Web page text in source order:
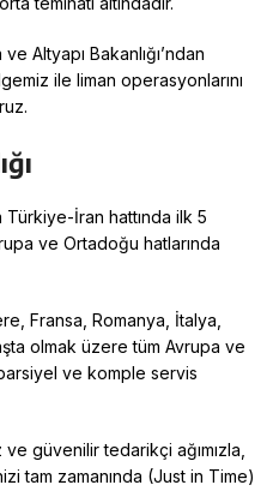
ve Altyapı Bakanlığı’ndan
ile liman operasyonlarını
.
İran hattında ilk 5
ve Ortadoğu hatlarında
Fransa, Romanya, İtalya,
olmak üzere tüm Avrupa ve
ve komple servis
ve güvenilir tedarikçi ağımızla,
tam zamanında (Just in Time)